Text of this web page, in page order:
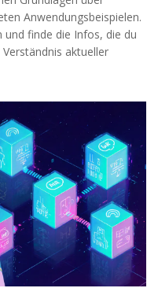
Anwendungsbeispielen.
und finde die Infos, die du
aktueller